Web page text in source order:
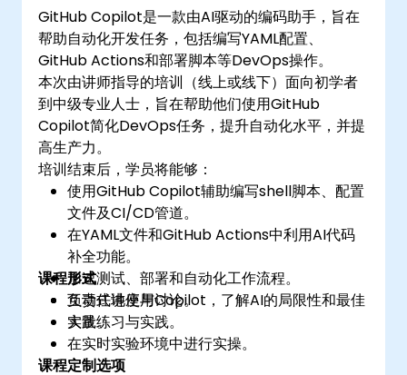
GitHub Copilot是一款由AI驱动的编码助手，旨在
帮助自动化开发任务，包括编写YAML配置、
GitHub Actions和部署脚本等DevOps操作。
本次由讲师指导的培训（线上或线下）面向初学者
到中级专业人士，旨在帮助他们使用GitHub
Copilot简化DevOps任务，提升自动化水平，并提
高生产力。
培训结束后，学员将能够：
使用GitHub Copilot辅助编写shell脚本、配置
文件及CI/CD管道。
在YAML文件和GitHub Actions中利用AI代码
补全功能。
加速测试、部署和自动化工作流程。
负责任地使用Copilot，了解AI的局限性和最佳
实践。
课程形式
互动式讲座与讨论。
大量练习与实践。
在实时实验环境中进行实操。
课程定制选项